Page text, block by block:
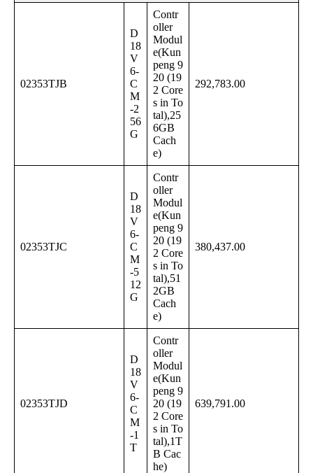
02353TJB
D
18
V
6-
C
M
-2
56
G
Contr
oller
Modul
e(Kun
peng 9
20 (19
2 Core
s in To
tal),25
6GB
Cach
e)
292,783.00
02353TJC
D
18
V
6-
C
M
-5
12
G
Contr
oller
Modul
e(Kun
peng 9
20 (19
2 Core
s in To
tal),51
2GB
Cach
e)
380,437.00
02353TJD
D
18
V
6-
C
M
-1
T
Contr
oller
Modul
e(Kun
peng 9
20 (19
2 Core
s in To
tal),1T
B Cac
he)
639,791.00